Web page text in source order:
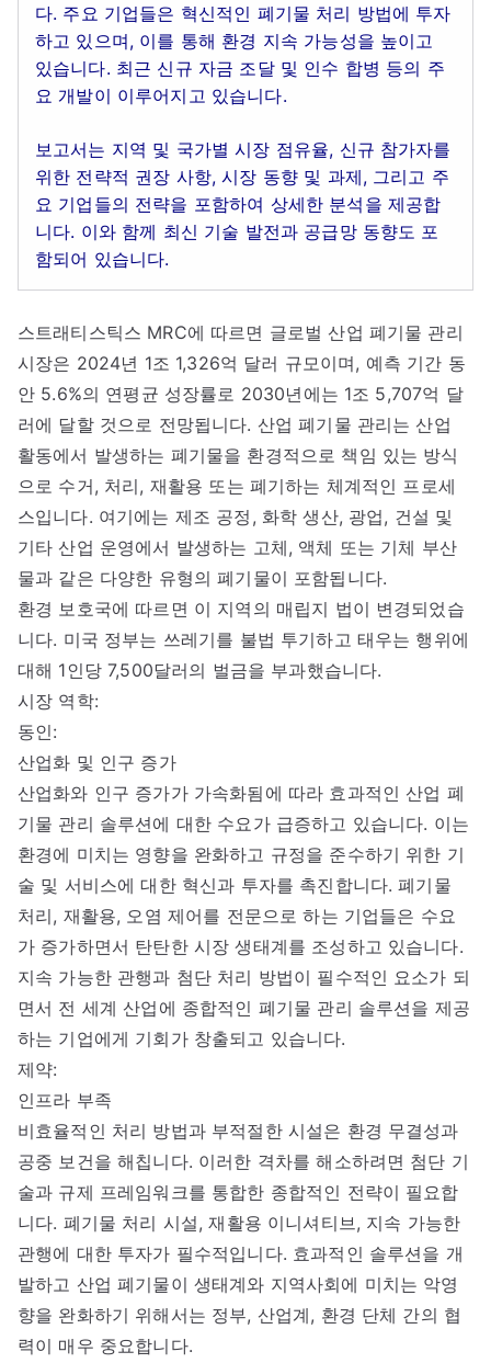
다. 주요 기업들은 혁신적인 폐기물 처리 방법에 투자
하고 있으며, 이를 통해 환경 지속 가능성을 높이고
있습니다. 최근 신규 자금 조달 및 인수 합병 등의 주
요 개발이 이루어지고 있습니다.
보고서는 지역 및 국가별 시장 점유율, 신규 참가자를
위한 전략적 권장 사항, 시장 동향 및 과제, 그리고 주
요 기업들의 전략을 포함하여 상세한 분석을 제공합
니다. 이와 함께 최신 기술 발전과 공급망 동향도 포
함되어 있습니다.
스트래티스틱스 MRC에 따르면 글로벌 산업 폐기물 관리
시장은 2024년 1조 1,326억 달러 규모이며, 예측 기간 동
안 5.6%의 연평균 성장률로 2030년에는 1조 5,707억 달
러에 달할 것으로 전망됩니다. 산업 폐기물 관리는 산업
활동에서 발생하는 폐기물을 환경적으로 책임 있는 방식
으로 수거, 처리, 재활용 또는 폐기하는 체계적인 프로세
스입니다. 여기에는 제조 공정, 화학 생산, 광업, 건설 및
기타 산업 운영에서 발생하는 고체, 액체 또는 기체 부산
물과 같은 다양한 유형의 폐기물이 포함됩니다.
환경 보호국에 따르면 이 지역의 매립지 법이 변경되었습
니다. 미국 정부는 쓰레기를 불법 투기하고 태우는 행위에
대해 1인당 7,500달러의 벌금을 부과했습니다.
시장 역학:
동인:
산업화 및 인구 증가
산업화와 인구 증가가 가속화됨에 따라 효과적인 산업 폐
기물 관리 솔루션에 대한 수요가 급증하고 있습니다. 이는
환경에 미치는 영향을 완화하고 규정을 준수하기 위한 기
술 및 서비스에 대한 혁신과 투자를 촉진합니다. 폐기물
처리, 재활용, 오염 제어를 전문으로 하는 기업들은 수요
가 증가하면서 탄탄한 시장 생태계를 조성하고 있습니다.
지속 가능한 관행과 첨단 처리 방법이 필수적인 요소가 되
면서 전 세계 산업에 종합적인 폐기물 관리 솔루션을 제공
하는 기업에게 기회가 창출되고 있습니다.
제약:
인프라 부족
비효율적인 처리 방법과 부적절한 시설은 환경 무결성과
공중 보건을 해칩니다. 이러한 격차를 해소하려면 첨단 기
술과 규제 프레임워크를 통합한 종합적인 전략이 필요합
니다. 폐기물 처리 시설, 재활용 이니셔티브, 지속 가능한
관행에 대한 투자가 필수적입니다. 효과적인 솔루션을 개
발하고 산업 폐기물이 생태계와 지역사회에 미치는 악영
향을 완화하기 위해서는 정부, 산업계, 환경 단체 간의 협
력이 매우 중요합니다.